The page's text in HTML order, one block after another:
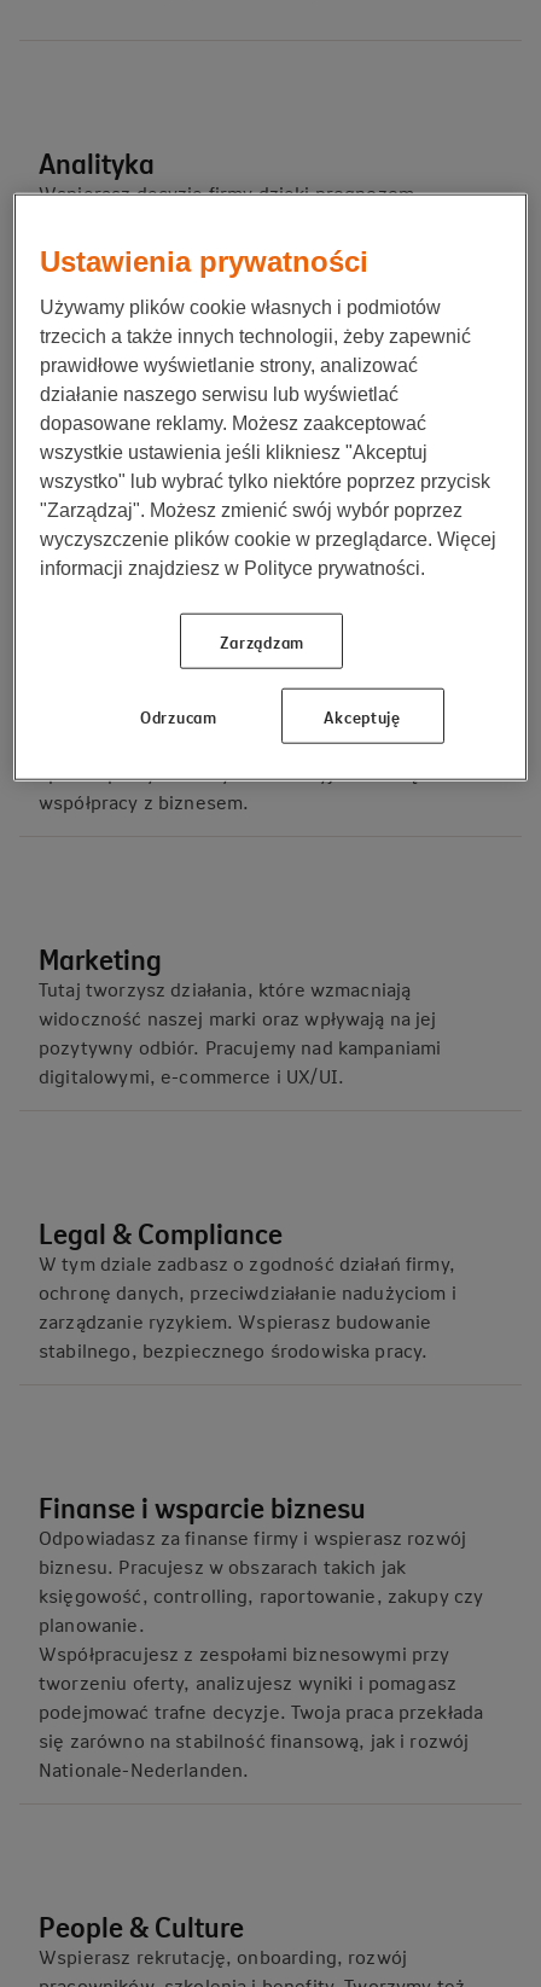
Analityka
Wspierasz decyzje firmy dzięki prognozom,
wpływają na biznes.
Relacje z Klientem
Zajmujesz się obsługą polis, wypłatami świadczeń,
reklamacjami i wsparciem sprzedaży — dbając o
najwyższą jakość kontaktu z klientem.
Budujemy bezpieczne i skalowalne technologie,
które zwiększają efektywność organizacji.
Łączymy dane, AI i automatyzację, by upraszczać
sposób pracy i tworzyć innowacyjne rozwiązania we
współpracy z biznesem.
Marketing
Tutaj tworzysz działania, które wzmacniają
widoczność naszej marki oraz wpływają na jej
pozytywny odbiór. Pracujemy nad kampaniami
digitalowymi, e‑commerce i UX/UI.
Legal & Compliance
W tym dziale zadbasz o zgodność działań firmy,
ochronę danych, przeciwdziałanie nadużyciom i
zarządzanie ryzykiem. Wspierasz budowanie
stabilnego, bezpiecznego środowiska pracy.
Finanse i wsparcie biznesu
Odpowiadasz za finanse firmy i wspierasz rozwój
biznesu. Pracujesz w obszarach takich jak
księgowość, controlling, raportowanie, zakupy czy
planowanie.
Współpracujesz z zespołami biznesowymi przy
tworzeniu oferty, analizujesz wyniki i pomagasz
podejmować trafne decyzje. Twoja praca przekłada
się zarówno na stabilność finansową, jak i rozwój
Nationale‑Nederlanden.
People & Culture
Wspierasz rekrutację, onboarding, rozwój
Ustawienia prywatności
Używamy plików cookie własnych i podmiotów
trzecich a także innych technologii, żeby zapewnić
prawidłowe wyświetlanie strony, analizować
działanie naszego serwisu lub wyświetlać
dopasowane reklamy. Możesz zaakceptować
wszystkie ustawienia jeśli klikniesz "Akceptuj
wszystko" lub wybrać tylko niektóre poprzez przycisk
"Zarządzaj". Możesz zmienić swój wybór poprzez
wyczyszczenie plików cookie w przeglądarce. Więcej
informacji znajdziesz w Polityce prywatności.
Zarządzam
Odrzucam Akceptuję